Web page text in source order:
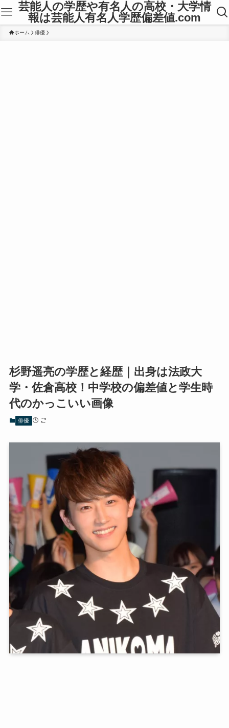
芸能人の学歴や有名人の高校・大学情
報は芸能人有名人学歴偏差値.com
ホーム 俳優
杉野遥亮の学歴と経歴｜出身は法政大
学・佐倉高校！中学校の偏差値と学生時
代のかっこいい画像
俳優